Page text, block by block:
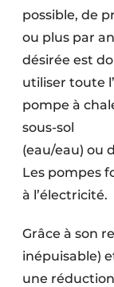
possible, de
ou plus par
désirée est
utiliser toute
pompe à
sous-sol
(eau/eau) ou
Les pompes
à l’électricité.
Grâce à son
inépuisable)
une